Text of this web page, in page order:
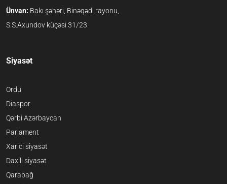
Ünvan: Bakı şəhəri, Binəqədi rayonu,
S.S.Axundov küçəsi 31/23
Siyasət
Ordu
Diaspor
Qərbi Azərbaycan
Parlament
Xarici siyasət
Daxili siyasət
Qarabağ